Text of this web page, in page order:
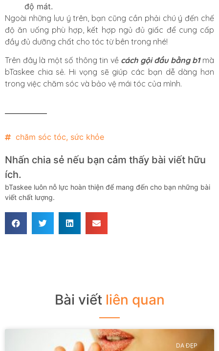
độ mát.
Ngoài những lưu ý trên, bạn cũng cần phải chú ý đến chế
độ ăn uống phù hợp, kết hợp ngủ đủ giấc để cung cấp
đầy đủ dưỡng chất cho tóc từ bên trong nhé!
Trên đây là một số thông tin về cách gội đầu bằng b1mà
bTaskee chia sẻ. Hi vọng sẽ giúp các bạn dễ dàng hơn
trong việc chăm sóc và bảo vệ mái tóc của mình.
chăm sóc tóc, sức khỏe
Nhấn chia sẻ nếu bạn cảm thấy bài viết hữu
ích.
bTaskee luôn nỗ lực hoàn thiện để mang đến cho bạn những bài
viết chất lượng.
Bài viết liên quan
DA ĐẸP